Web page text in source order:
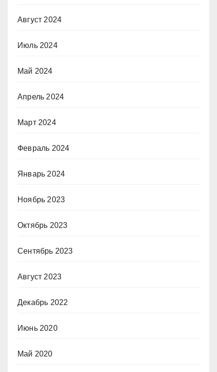
Август 2024
Июль 2024
Май 2024
Апрель 2024
Март 2024
Февраль 2024
Январь 2024
Ноябрь 2023
Октябрь 2023
Сентябрь 2023
Август 2023
Декабрь 2022
Июнь 2020
Май 2020